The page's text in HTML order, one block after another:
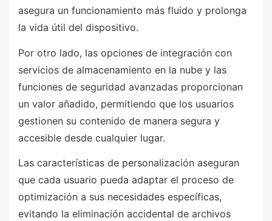
asegura un funcionamiento más fluido y prolonga
la vida útil del dispositivo.
Por otro lado, las opciones de integración con
servicios de almacenamiento en la nube y las
funciones de seguridad avanzadas proporcionan
un valor añadido, permitiendo que los usuarios
gestionen su contenido de manera segura y
accesible desde cualquier lugar.
Las características de personalización aseguran
que cada usuario pueda adaptar el proceso de
optimización a sus necesidades específicas,
evitando la eliminación accidental de archivos